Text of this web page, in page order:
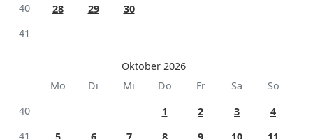
40
28 29
30
41
Oktober 2026
Mo
Di Mi Do Fr Sa
So
40
1 2 3
4
41